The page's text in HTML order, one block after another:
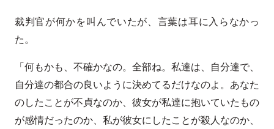
裁判官が何かを叫んでいたが、言葉は耳に入らなかっ
た。
「何もかも、不確かなの。全部ね。私達は、自分達で、
自分達の都合の良いように決めてるだけなのよ。あなた
のしたことが不貞なのか、彼女が私達に抱いていたもの
が感情だったのか、私が彼女にしたことが殺人なのか、